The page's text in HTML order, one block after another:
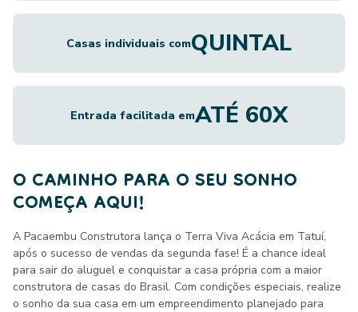
Casas individuais comQUINTAL
Entrada facilitada emATÉ 60X
O CAMINHO PARA O SEU SONHO
COMEÇA AQUI!
A Pacaembu Construtora lança o Terra Viva Acácia em Tatuí,
após o sucesso de vendas da segunda fase! É a chance ideal
para sair do aluguel e conquistar a casa própria com a maior
construtora de casas do Brasil. Com condições especiais, realize
o sonho da sua casa em um empreendimento planejado para